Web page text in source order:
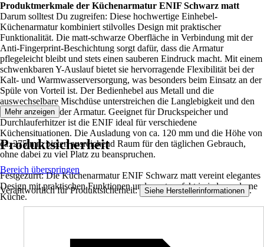
Produktmerkmale der Küchenarmatur ENIF Schwarz matt
Darum solltest Du zugreifen: Diese hochwertige Einhebel-
Küchenarmatur kombiniert stilvolles Design mit praktischer
Funktionalität. Die matt-schwarze Oberfläche in Verbindung mit der
Anti-Fingerprint-Beschichtung sorgt dafür, dass die Armatur
pflegeleicht bleibt und stets einen sauberen Eindruck macht. Mit einem
schwenkbaren Y-Auslauf bietet sie hervorragende Flexibilität bei der
Kalt- und Warmwasserversorgung, was besonders beim Einsatz an der
Spüle von Vorteil ist. Der Bedienhebel aus Metall und die
auswechselbare Mischdüse unterstreichen die Langlebigkeit und den
hohen Komfort der Armatur. Geeignet für Druckspeicher und
Durchlauferhitzer ist die ENIF ideal für verschiedene
Küchensituationen. Die Ausladung von ca. 120 mm und die Höhe von
ca. 275 mm bieten ausreichend Raum für den täglichen Gebrauch,
ohne dabei zu viel Platz zu beanspruchen.
Festgezurrt: Die Küchenarmatur ENIF Schwarz matt vereint elegantes
Design mit praktischen Funktionen und passt perfekt in jede moderne
Küche.
Mehr anzeigen
Produktsicherheit
Bereich überspringen
Verantwortlich für Produktsicherheit: Siehe Herstellerinformationen .